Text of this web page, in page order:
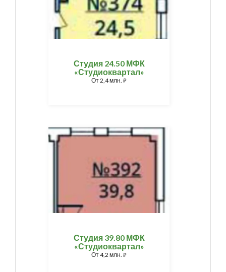
Студия 24.50 МФК
«Студиоквартал»
От2,4 млн. ⃏
Студия 39.80 МФК
«Студиоквартал»
От4,2 млн. ⃏